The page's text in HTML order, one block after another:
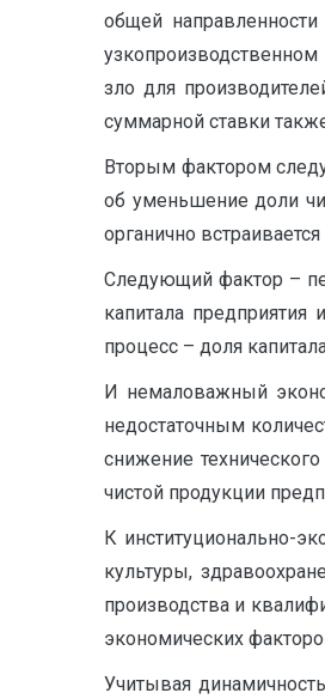
общей
зло для
суммарной ставки
Вторым фактором
об уменьшение доли
органично
Следующий фактор –
капитала
процесс – доля
И немаловажный
недостаточным
снижение
чистой продукции
К институционально-
культуры,
производства и
экономических
Учитывая